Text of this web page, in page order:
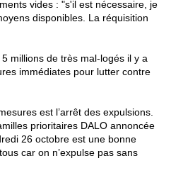
vides : "s'il est nécessaire, je
disponibles. La réquisition
millions de très mal-logés il y a
immédiates pour lutter contre
est l’arrêt des expulsions.
prioritaires DALO annoncée
26 octobre est une bonne
car on n’expulse pas sans